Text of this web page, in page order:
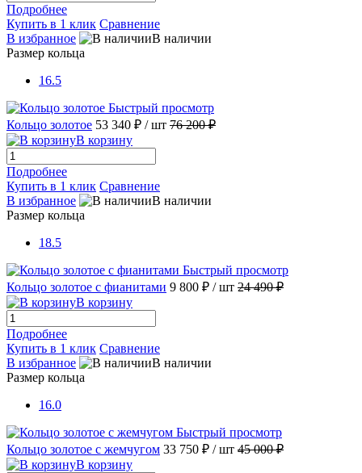
Подробнее
Купить в 1 клик Сравнение
В избранное
В наличии
Размер кольца
16.5
Быстрый просмотр
Кольцо золотое 53 340 ₽ / шт 76 200 ₽
В корзину
Подробнее
Купить в 1 клик Сравнение
В избранное
В наличии
Размер кольца
18.5
Быстрый просмотр
Кольцо золотое с фианитами 9 800 ₽ / шт 24 490 ₽
В корзину
Подробнее
Купить в 1 клик Сравнение
В избранное
В наличии
Размер кольца
16.0
Быстрый просмотр
Кольцо золотое с жемчугом 33 750 ₽ / шт 45 000 ₽
В корзину